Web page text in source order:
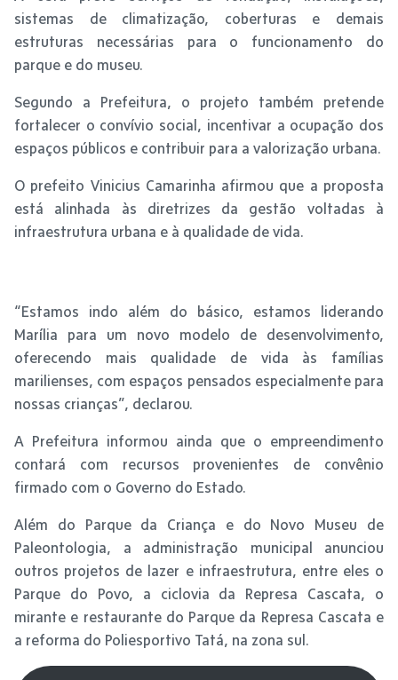
sistemas de climatização, coberturas e demais
estruturas necessárias para o funcionamento do
parque e do museu.
Segundo a Prefeitura, o projeto também pretende
fortalecer o convívio social, incentivar a ocupação dos
espaços públicos e contribuir para a valorização urbana.
O prefeito Vinicius Camarinha afirmou que a proposta
está alinhada às diretrizes da gestão voltadas à
infraestrutura urbana e à qualidade de vida.
“Estamos indo além do básico, estamos liderando
Marília para um novo modelo de desenvolvimento,
oferecendo mais qualidade de vida às famílias
marilienses, com espaços pensados especialmente para
nossas crianças”, declarou.
A Prefeitura informou ainda que o empreendimento
contará com recursos provenientes de convênio
firmado com o Governo do Estado.
Além do Parque da Criança e do Novo Museu de
Paleontologia, a administração municipal anunciou
outros projetos de lazer e infraestrutura, entre eles o
Parque do Povo, a ciclovia da Represa Cascata, o
mirante e restaurante do Parque da Represa Cascata e
a reforma do Poliesportivo Tatá, na zona sul.